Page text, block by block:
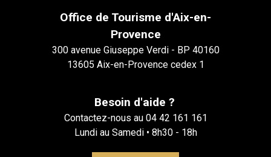
Office de Tourisme d'Aix-en-
Provence
300 avenue Giuseppe Verdi - BP 40160
13605 Aix-en-Provence cedex 1
Besoin d'aide ?
Contactez-nous au 04 42 161 161
Lundi au Samedi • 8h30 - 18h